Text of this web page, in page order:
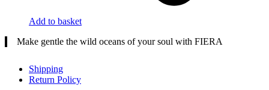
Add to basket
Make gentle the wild oceans of your soul with FIERA
Shipping
Return Policy